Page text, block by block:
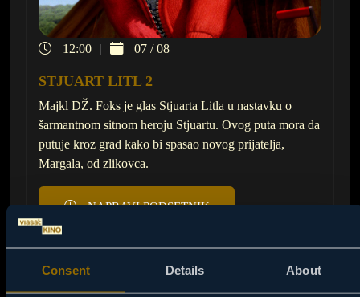
Consent Details About
12:00 07 / 08
STJUART LITL 2
Majkl DŽ. Foks je glas Stjuarta Litla u nastavku o
šarmantnom sitnom heroju Stjuartu. Ovog puta mora da
putuje kroz grad kako bi spasao novog prijatelja,
Margala, od zlikovca.
NAPRAVI PODSETNIK